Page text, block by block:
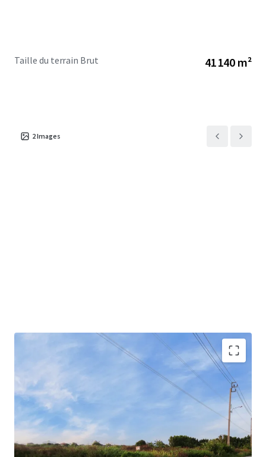
Taille du terrain Brut 41 140 m²
2Images
Land area
: 25-2-85 rai or 10,285 sqw.
Land Tenure: Freehold